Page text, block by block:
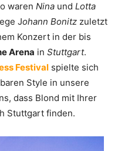
waren Nina und Lotta
Johann Bonitz zuletzt
Konzert in der bis
Arena in Stuttgart.
Festival spielte sich
Style in unsere
dass Blond mit Ihrer
Stuttgart finden.